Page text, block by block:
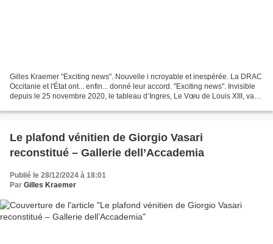
Gilles Kraemer "Exciting news". Nouvelle i ncroyable et inespérée. La DRAC
Occitanie et l'État ont... enfin... donné leur accord. "Exciting news". Invisible
depuis le 25 novembre 2020, le tableau d’Ingres, Le Vœu de Louis XIII, va
Le plafond vénitien de Giorgio Vasari
reconstitué – Gallerie dell’Accademia
Publié le 28/12/2024 à 18:01
Par Gilles Kraemer